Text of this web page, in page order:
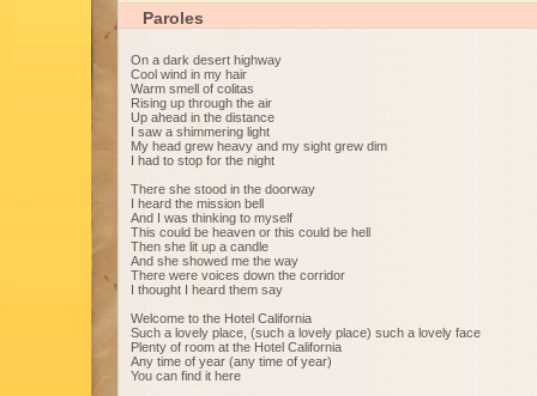
Paroles
On a dark desert highway
Cool wind in my hair
Warm smell of colitas
Rising up through the air
Up ahead in the distance
I saw a shimmering light
My head grew heavy and my sight grew dim
I had to stop for the night
There she stood in the doorway
I heard the mission bell
And I was thinking to myself
This could be heaven or this could be hell
Then she lit up a candle
And she showed me the way
There were voices down the corridor
I thought I heard them say
Welcome to the Hotel California
Such a lovely place, (such a lovely place) such a lovely face
Plenty of room at the Hotel California
Any time of year (any time of year)
You can find it here